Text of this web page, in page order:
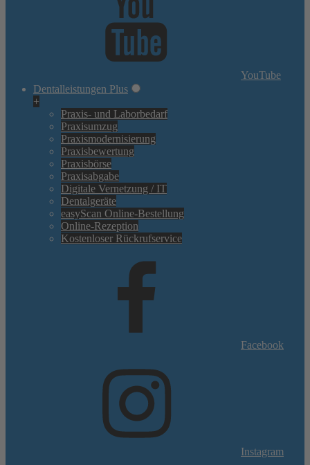
YouTube
Dentalleistungen Plus
+
Praxis- und Laborbedarf
Praxisumzug
Praxismodernisierung
Praxisbewertung
Praxisbörse
Praxisabgabe
Digitale Vernetzung / IT
Dentalgeräte
easyScan Online-Bestellung
Online-Rezeption
Kostenloser Rückrufservice
Facebook
Instagram